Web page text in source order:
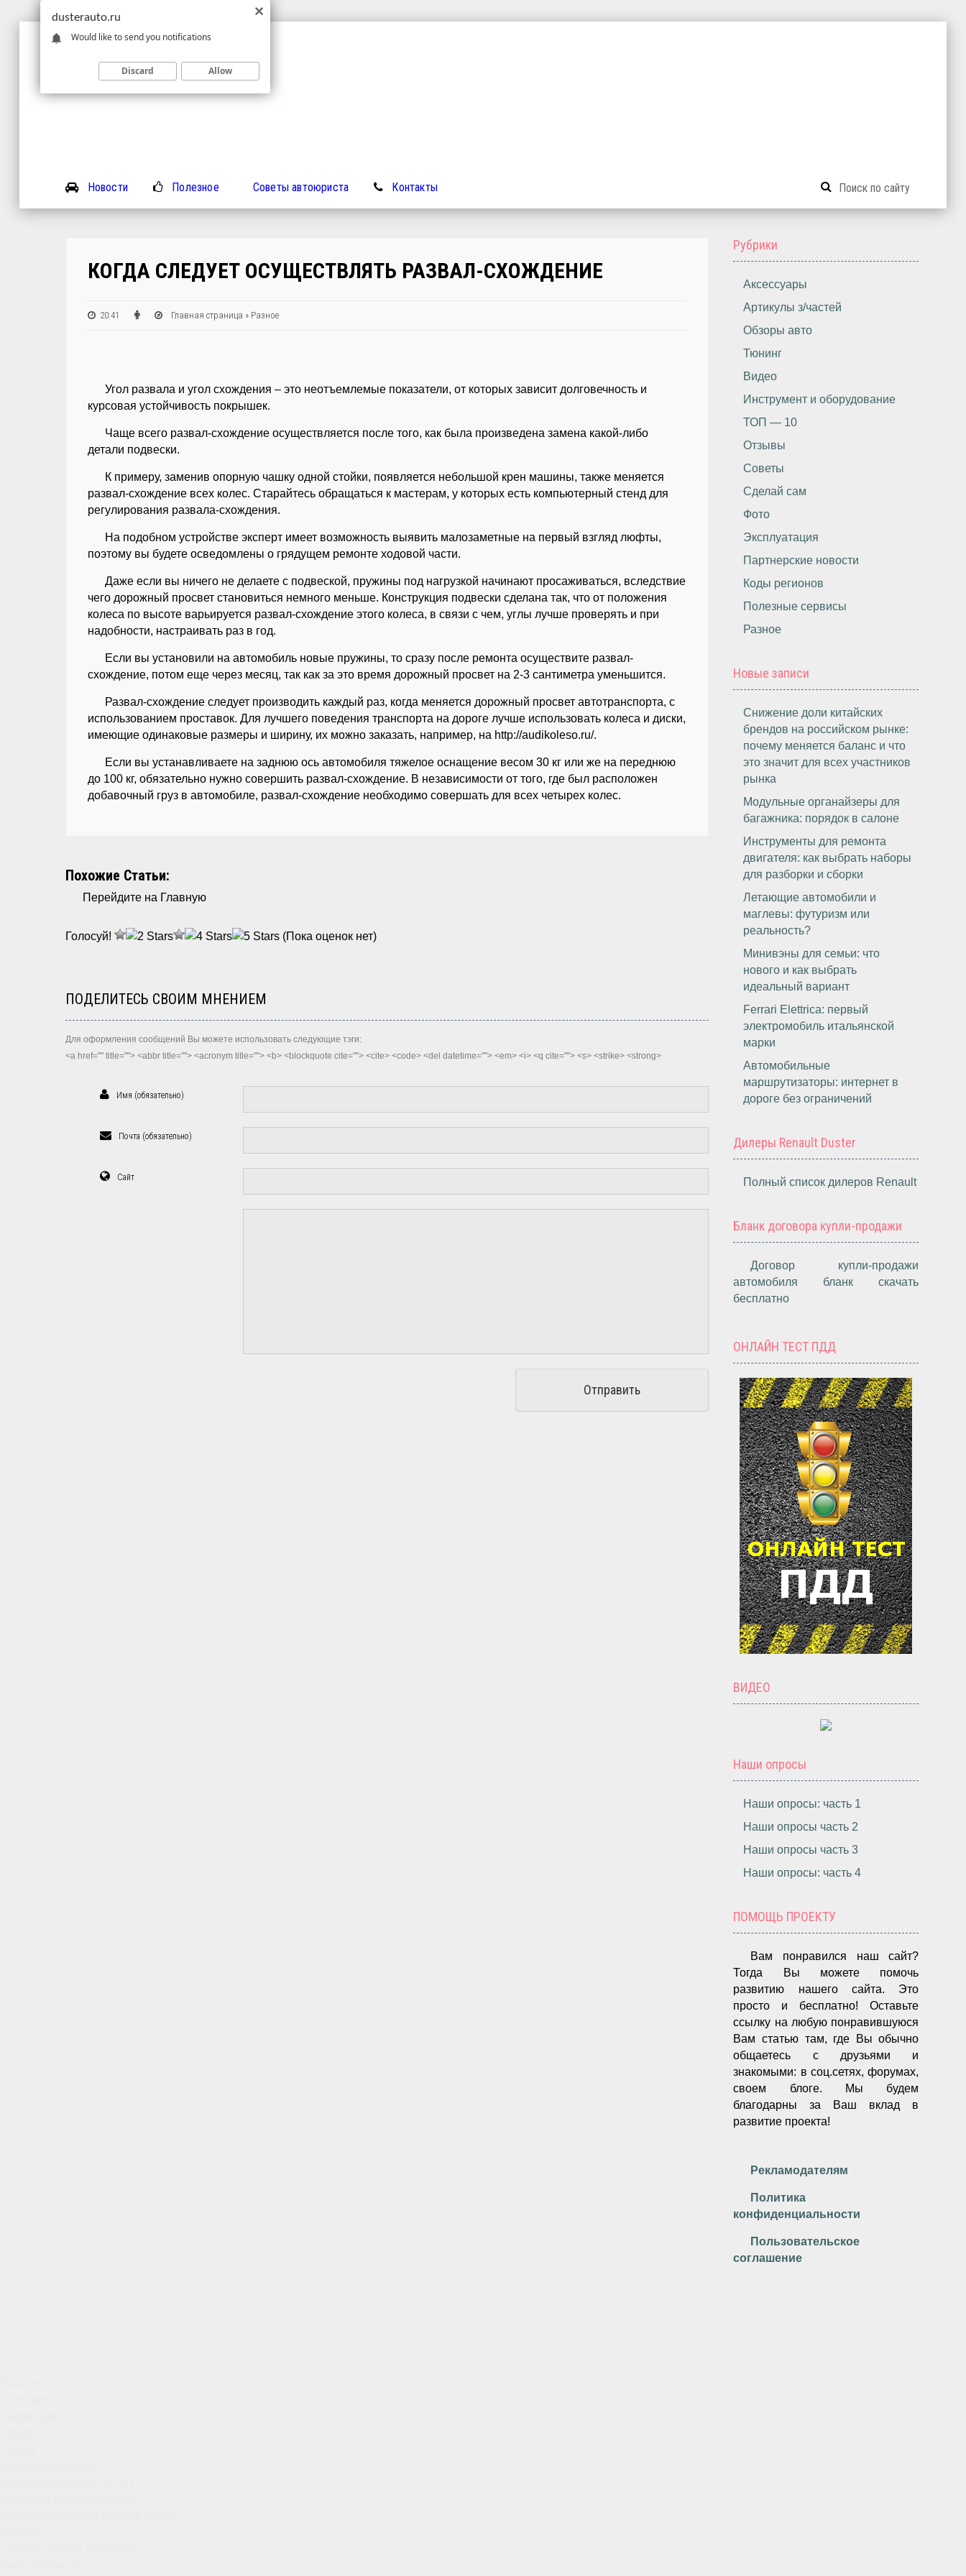
Новости Полезное Советы автоюриста Контакты
КОГДА СЛЕДУЕТ ОСУЩЕСТВЛЯТЬ РАЗВАЛ-СХОЖДЕНИЕ
20:41 Главная страница » Разное
Угол развала и угол схождения – это неотъемлемые показатели, от которых зависит долговечность и
курсовая устойчивость покрышек.
Чаще всего развал-схождение осуществляется после того, как была произведена замена какой-либо
детали подвески.
К примеру, заменив опорную чашку одной стойки, появляется небольшой крен машины, также меняется
развал-схождение всех колес. Старайтесь обращаться к мастерам, у которых есть компьютерный стенд для
регулирования развала-схождения.
На подобном устройстве эксперт имеет возможность выявить малозаметные на первый взгляд люфты,
поэтому вы будете осведомлены о грядущем ремонте ходовой части.
Даже если вы ничего не делаете с подвеской, пружины под нагрузкой начинают просаживаться, вследствие
чего дорожный просвет становиться немного меньше. Конструкция подвески сделана так, что от положения
колеса по высоте варьируется развал-схождение этого колеса, в связи с чем, углы лучше проверять и при
надобности, настраивать раз в год.
Если вы установили на автомобиль новые пружины, то сразу после ремонта осуществите развал-
схождение, потом еще через месяц, так как за это время дорожный просвет на 2-3 сантиметра уменьшится.
Развал-схождение следует производить каждый раз, когда меняется дорожный просвет автотранспорта, с
использованием проставок. Для лучшего поведения транспорта на дороге лучше использовать колеса и диски,
имеющие одинаковые размеры и ширину, их можно заказать, например, на http://audikoleso.ru/.
Если вы устанавливаете на заднюю ось автомобиля тяжелое оснащение весом 30 кг или же на переднюю
до 100 кг, обязательно нужно совершить развал-схождение. В независимости от того, где был расположен
добавочный груз в автомобиле, развал-схождение необходимо совершать для всех четырех колес.
Похожие Статьи:
Перейдите на Главную
Голосуй! (Пока оценок нет)
ПОДЕЛИТЕСЬ СВОИМ МНЕНИЕМ
Для оформления сообщений Вы можете использовать следующие тэги:
<a href="" title=""> <abbr title=""> <acronym title=""> <b> <blockquote cite=""> <cite> <code> <del datetime=""> <em> <i> <q cite=""> <s> <strike> <strong>
Имя (обязательно)
Почта (обязательно)
Сайт
Рубрики
Аксессуары
Артикулы з/частей
Обзоры авто
Тюнинг
Видео
Инструмент и оборудование
ТОП — 10
Отзывы
Советы
Сделай сам
Фото
Эксплуатация
Партнерские новости
Коды регионов
Полезные сервисы
Разное
Новые записи
Снижение доли китайских
брендов на российском рынке:
почему меняется баланс и что
это значит для всех участников
рынка
Модульные органайзеры для
багажника: порядок в салоне
Инструменты для ремонта
двигателя: как выбрать наборы
для разборки и сборки
Летающие автомобили и
маглевы: футуризм или
реальность?
Минивэны для семьи: что
нового и как выбрать
идеальный вариант
Ferrari Elettrica: первый
электромобиль итальянской
марки
Автомобильные
маршрутизаторы: интернет в
дороге без ограничений
Дилеры Renault Duster
Полный список дилеров Renault
Бланк договора купли-продажи
Договор купли-продажи
автомобиля бланк скачать
бесплатно
ОНЛАЙН ТЕСТ ПДД
ВИДЕО
Наши опросы
Наши опросы: часть 1
Наши опросы часть 2
Наши опросы часть 3
Наши опросы: часть 4
ПОМОЩЬ ПРОЕКТУ
Вам понравился наш сайт?
Тогда Вы можете помочь
развитию нашего сайта. Это
просто и бесплатно! Оставьте
ссылку на любую понравившуюся
Вам статью там, где Вы обычно
общаетесь с друзьями и
знакомыми: в соц.сетях, форумах,
своем блоге. Мы будем
благодарны за Ваш вклад в
развитие проекта!
Рекламодателям
Политика
конфиденциальности
Пользовательское
соглашение
dusterauto.ru
Would like to send you notifications
Discard Allow